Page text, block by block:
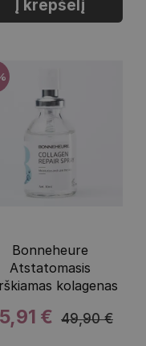
Į krepšelį
Bonneheure
Atstatomasis
kolagenas
€ 49,90 €